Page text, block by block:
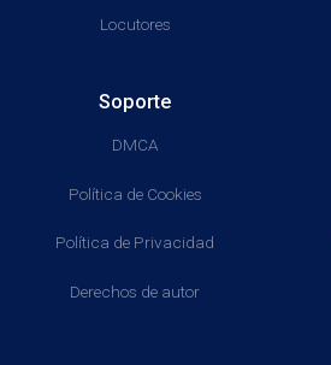
Locutores
Soporte
DMCA
Política de Cookies
Política de Privacidad
Derechos de autor